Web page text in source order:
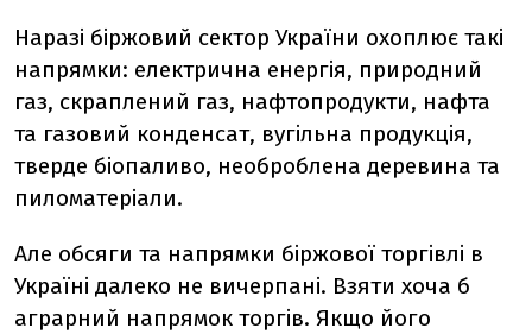
Наразі біржовий сектор України охоплює такі
напрямки: електрична енергія, природний
газ, скраплений газ, нафтопродукти, нафта
та газовий конденсат, вугільна продукція,
тверде біопаливо, необроблена деревина та
пиломатеріали.
Але обсяги та напрямки біржової торгівлі в
Україні далеко не вичерпані. Взяти хоча б
аграрний напрямок торгів. Якщо його